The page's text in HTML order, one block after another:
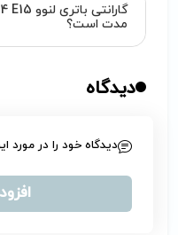
مدت است؟
دیدگاه
دیدگاه خود را در